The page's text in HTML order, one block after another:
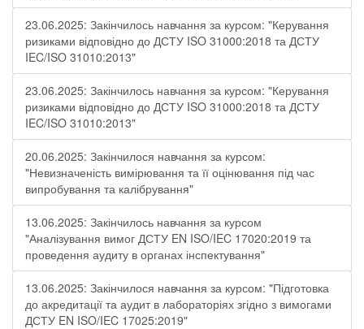
23.06.2025: Закінчилось навчання за курсом: "Керування
ризиками відповідно до ДСТУ ISO 31000:2018 та ДСТУ
IEC/ISO 31010:2013"
23.06.2025: Закінчилось навчання за курсом: "Керування
ризиками відповідно до ДСТУ ISO 31000:2018 та ДСТУ
IEC/ISO 31010:2013"
20.06.2025: Закінчилося навчання за курсом:
"Невизначеність вимірювання та її оцінювання під час
випробування та калібрування"
13.06.2025: Закінчилось навчання за курсом
"Аналізування вимог ДСТУ EN ISO/IEC 17020:2019 та
проведення аудиту в органах інспектування"
13.06.2025: Закінчилося навчання за курсом: "Підготовка
до акредитації та аудит в лабораторіях згідно з вимогами
ДСТУ EN ISO/IEC 17025:2019"